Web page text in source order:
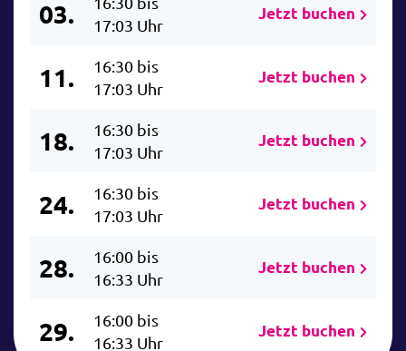
03.
17:03 Uhr
Jetzt buchen
11.
16:30 bis
17:03 Uhr
Jetzt buchen
18.
16:30 bis
17:03 Uhr
Jetzt buchen
24.
16:30 bis
17:03 Uhr
Jetzt buchen
28.
16:00 bis
16:33 Uhr
Jetzt buchen
29.
16:00 bis
16:33 Uhr
Jetzt buchen